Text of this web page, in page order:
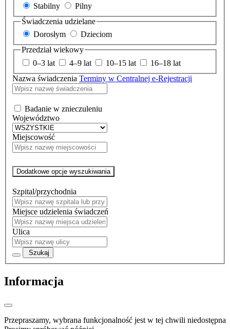
Stabilny
Pilny
Świadczenia udzielane
Dorosłym
Dzieciom
Przedział wiekowy
0–3 lat
4–9 lat 10–15 lat
16–18 lat
Nazwa świadczenia Terminy w Centralnej e-Rejestracji
Badanie w znieczuleniu
Województwo
Miejscowość
Dodatkowe opcje wyszukiwania
Szpital/przychodnia
Miejsce udzielenia świadczeń
Ulica
Szukaj
Informacja
Przepraszamy, wybrana funkcjonalność jest w tej chwili niedostępna